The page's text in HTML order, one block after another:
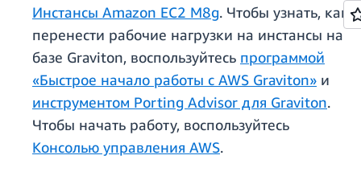
Инстансы Amazon EC2 M8g. Чтобы узнать, как
перенести рабочие нагрузки на инстансы на
базе Graviton, воспользуйтесь программой
«Быстрое начало работы с AWS Graviton» и
инструментом Porting Advisor для Graviton.
Чтобы начать работу, воспользуйтесь
Консолью управления AWS.